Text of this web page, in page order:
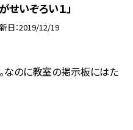
せいぞろい１」
日 2019/12/19
なのに教室の掲示板にはた